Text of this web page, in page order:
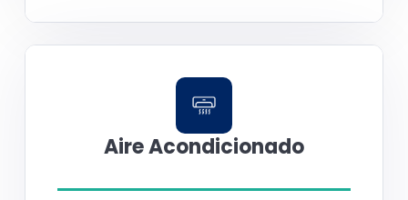
Aire Acondicionado